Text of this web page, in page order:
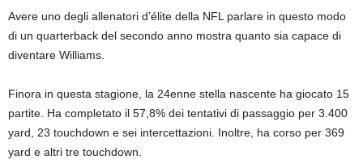
Avere uno degli allenatori d’élite della NFL parlare in questo modo
di un quarterback del secondo anno mostra quanto sia capace di
diventare Williams.
Finora in questa stagione, la 24enne stella nascente ha giocato 15
partite. Ha completato il 57,8% dei tentativi di passaggio per 3.400
yard, 23 touchdown e sei intercettazioni. Inoltre, ha corso per 369
yard e altri tre touchdown.